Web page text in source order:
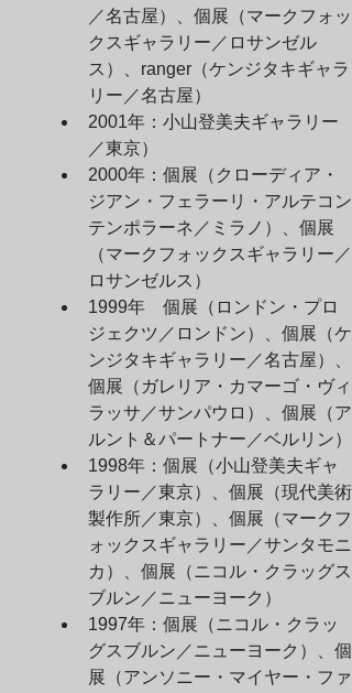
／名古屋）、個展（マークフォッ
クスギャラリー／ロサンゼル
ス）、ranger（ケンジタキギャラ
リー／名古屋）
2001年：小山登美夫ギャラリー
／東京）
2000年：個展（クローディア・
ジアン・フェラーリ・アルテコン
テンポラーネ／ミラノ）、個展
（マークフォックスギャラリー／
ロサンゼルス）
1999年　個展（ロンドン・プロ
ジェクツ／ロンドン）、個展（ケ
ンジタキギャラリー／名古屋）、
個展（ガレリア・カマーゴ・ヴィ
ラッサ／サンパウロ）、個展（ア
ルント＆パートナー／ベルリン）
1998年：個展（小山登美夫ギャ
ラリー／東京）、個展（現代美術
製作所／東京）、個展（マークフ
ォックスギャラリー／サンタモニ
カ）、個展（ニコル・クラッグス
ブルン／ニューヨーク）
1997年：個展（ニコル・クラッ
グスブルン／ニューヨーク）、個
展（アンソニー・マイヤー・ファ